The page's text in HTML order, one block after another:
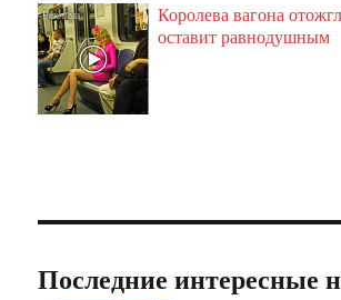
Королева вагона
оставит равнодушным
Последние интересные